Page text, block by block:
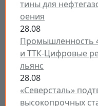
тины для
оения
28.08
Промышленность
и ТТК-Цифровые
льянс
28.08
«Северсталь»
высокопрочных